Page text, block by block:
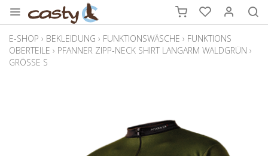
E-SHOP › BEKLEIDUNG › FUNKTIONSWÄSCHE › FUNKTIONS
OBERTEILE › PFANNER ZIPP-NECK SHIRT LANGARM WALDGRÜN ›
GRÖSSE S